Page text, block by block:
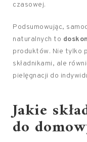
czasowej.
Podsumowując,
naturalnych to
produktów. Nie tylko
składnikami, ale
pielęgnacji do
Jakie
do